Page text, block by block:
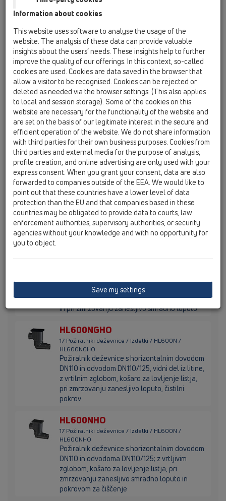
zmrzovanju zanesljivo smradno loputo,
pokrovom za čiščenje ter prehodnimi spojnimi
deli na meteorne vertikale
HL600NG
17 Požiralniki deževnice / Izdelki / HL600N /
HL600NG
Požiralnik deževnice DN110/125; Vidni del iz
litine, z vrtilnim zglobom, košaro za lovljenje
listja, pri zmrzovanju zanesljivo loputo, čistilni
pokrov in prelivni nastavek
HL660E
17 Požiralniki deževnice / Izdelki / HL600N / HL660E
Vertikalni požiralnik deževnice DN110/125 z
izrezljivimi prilagodnimi obroči
HL660/2
17 Požiralniki deževnice / Izdelki / HL600N /
HL660/2
Požiralnik deževnice DN110/125 s košaro za
lovljenje listja, prilagojenimi obroči d75-
110mm in pri zmrzovanju zanesljivo smradno
loputo
Požiralnik deževnice DN110/125 s košaro za
lovljenje listja, prilagojenim obročem d80mm
in pri zmrzovanju zanesljivo smradno loputo
HL600NGHO
17 Požiralniki deževnice / Izdelki / HL600N /
HL600NGHO
Požiralnik deževnice s horizontalnim dovodom
DN110 in odvodom DN110/125, vidni del iz litine,
z vrtilnim zglobom, košaro za lovljenje listja,
pri zmrzovanju zanesljivo loputo, čistilni
pokrov
HL600NHO
17 Požiralniki deževnice / Izdelki / HL600N /
HL600NHO
Požiralnik deževnice s horizontalnim dovodom
DN110 in odvodoma DN110/125; z vrtljivim
zglobom, košaro za lovljenje listja, pri
zmrzovanju zanesljivo smradno loputo in
pokrovom za čiščenje
Information about cookies
This website uses software to analyse the usage of the
website. The analysis of these data can provide valuable
insights about the users’ needs. These insights help to further
improve the quality of our offerings. In this context, so-called
cookies are used. Cookies are data saved in the browser that
allow a visitor to be recognised. Cookies can be rejected or
deleted as needed via the browser settings. (This also applies
to local and session storage). Some of the cookies on this
website are necessary for the functionality of the website and
are set on the basis of our legitimate interest in the secure and
efficient operation of the website. We do not share information
with third parties for their own business purposes. Cookies from
third parties and external media for the purpose of analysis,
profile creation, and online advertising are only used with your
express consent. When you grant your consent, data are also
forwarded to companies outside of the EEA. We would like to
point out that these countries have a lower level of data
protection than the EU and that companies based in these
countries may be obligated to provide data to courts, law
enforcement authorities, supervisory authorities, or security
agencies without your knowledge and with no opportunity for
you to object.
Save my settings